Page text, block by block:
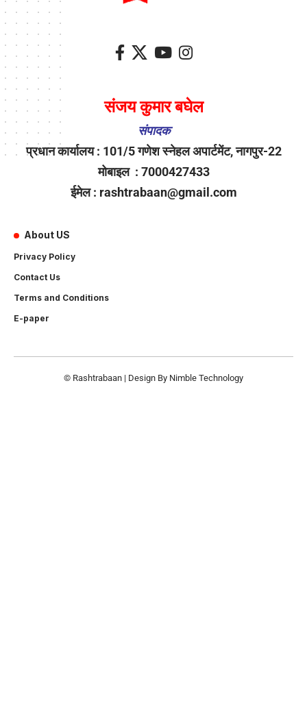
संजय कुमार बघेल
संपादक
प्रधान कार्यालय : 101/5 गणेश स्नेहल अपार्टमेंट, नागपुर-22
मोबाइल : 7000427433
ईमेल : rashtrabaan@gmail.com
About US
Privacy Policy
Contact Us
Terms and Conditions
E-paper
© Rashtrabaan | Design By Nimble Technology